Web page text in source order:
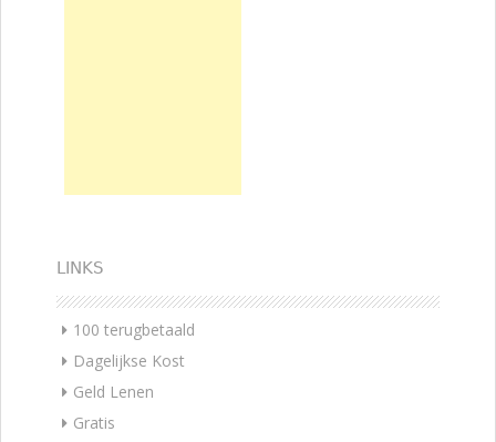
LINKS
100 terugbetaald
Dagelijkse Kost
Geld Lenen
Gratis